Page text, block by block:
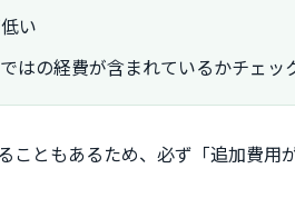
い
はの経費が含まれているかチェッ
ともあるため、必ず「追加費